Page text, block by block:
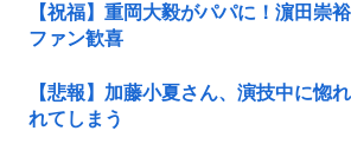
【祝福】重岡大毅がパパに！濵田崇
ファン歓喜
【悲報】加藤小夏さん、演技中に惚
れてしまう